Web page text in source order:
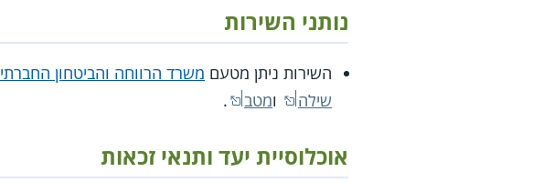
נותני השירות
השירות ניתן מטעם משרד הרווחה והביטחון החברתי
שילה
ומטב .
אוכלוסיית יעד ותנאי זכאות